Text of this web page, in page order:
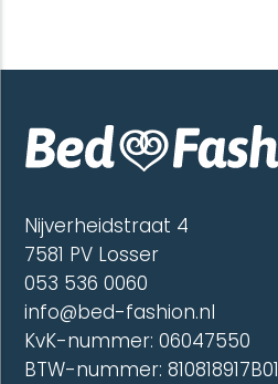
Deze
gekozen
worden
Nijverheidstraat 4
7581 PV Losser
053 536 0060
info@bed-fashion.nl
KvK-nummer: 06047550
BTW-nummer: 810818917B01